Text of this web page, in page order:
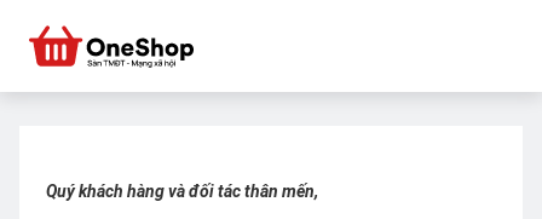
Quý khách hàng và đối tác thân mến,